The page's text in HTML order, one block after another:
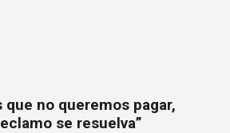
que no queremos pagar,
se resuelva”